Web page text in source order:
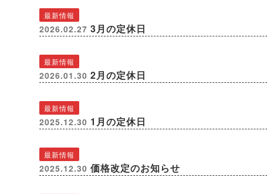
最新情報
2026.02.273月の定休日
最新情報
2026.01.302月の定休日
最新情報
2025.12.30 1月の定休日
最新情報
2025.12.30価格改定のお知らせ